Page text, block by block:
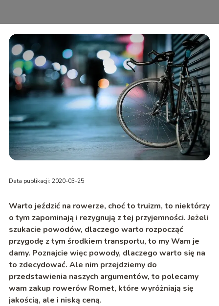
Data publikacji: 2020-03-25
Warto jeździć na rowerze, choć to truizm, to niektórzy
o tym zapominają i rezygnują z tej przyjemności. Jeżeli
szukacie powodów, dlaczego warto rozpocząć
przygodę z tym środkiem transportu, to my Wam je
damy. Poznajcie więc powody, dlaczego warto się na
to zdecydować. Ale nim przejdziemy do
przedstawienia naszych argumentów, to polecamy
wam zakup rowerów Romet, które wyróżniają się
jakością, ale i niską ceną.